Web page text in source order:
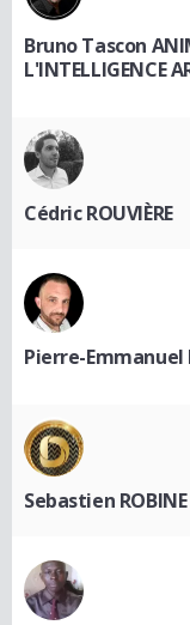
Bruno Tascon
L'INTELLIGENCE
Cédric ROUVIÈRE
Pierre-Emmanuel
Sebastien ROBINE